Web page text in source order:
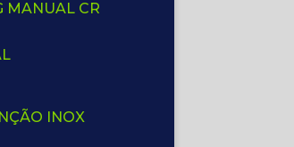
MANUAL CR
INOX